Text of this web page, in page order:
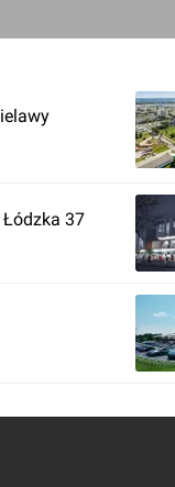
Zaloguj aby dodać
37